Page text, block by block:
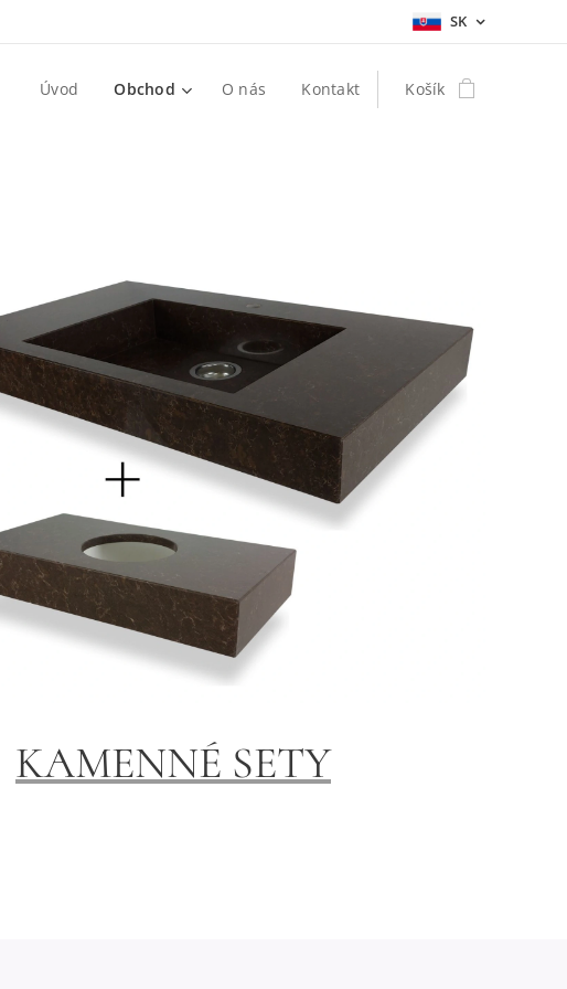
SK
Úvod Obchod O nás Kontakt Košík
KAMENNÉ SETY